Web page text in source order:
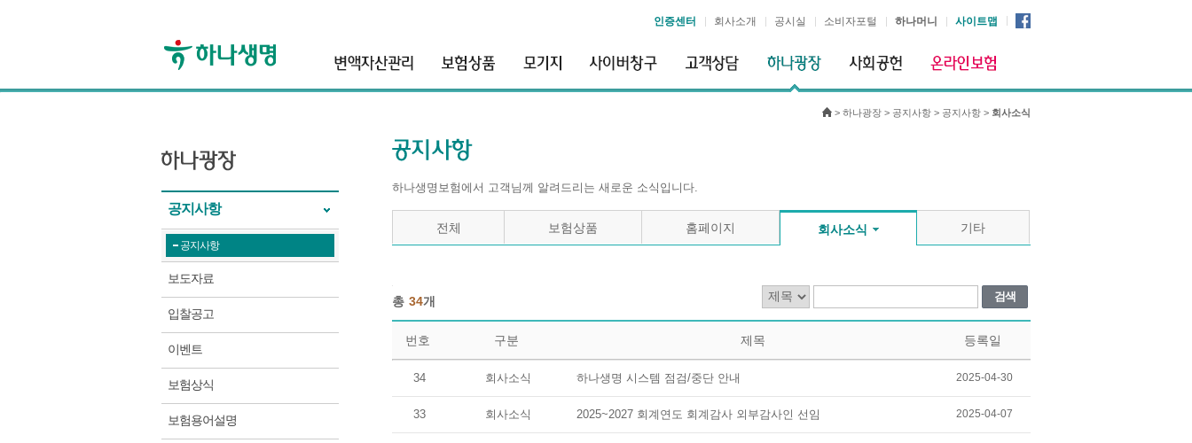
인증센터 회사소개 공시실 소비자포털 하나머니 사이트맵
공지사항
공지사항
보도자료
입찰공고
이벤트
보험상식
보험용어설명
> 하나광장 > 공지사항 > 공지사항 > 회사소식
하나생명보험에서 고객님께 알려드리는 새로운 소식입니다.
전체 보험상품 홈페이지 회사소식 기타
총 34개 검색
번호 구분 제목 등록일
34 회사소식 하나생명 시스템 점검/중단 안내 2025-04-30
33 회사소식 2025~2027 회계연도 회계감사 외부감사인 선임 2025-04-07